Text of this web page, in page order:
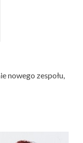
nowego zespołu,